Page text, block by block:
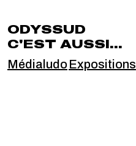
ODYSSUD
C'EST AUSSI...
MédialudoExpositions